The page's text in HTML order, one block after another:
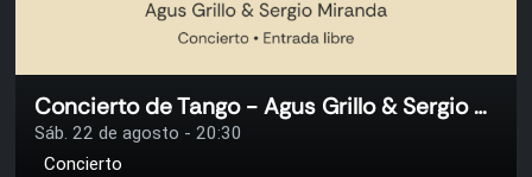
Concierto de Tango - Agus Grillo & Sergio Miranda
Sáb. 22 de agosto - 20:30
Concierto